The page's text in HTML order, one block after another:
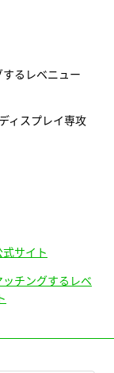
するレベニュー
ィスプレイ専攻
サイト
ッチングするレベ